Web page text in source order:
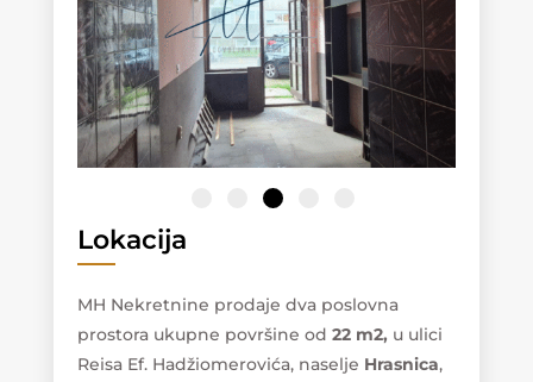
Lokacija
MH Nekretnine prodaje dva poslovna
prostora ukupne površine od 22 m2, u ulici
Reisa Ef. Hadžiomerovića, naselje Hrasnica,